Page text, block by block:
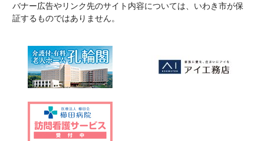
バナー広告やリンク先のサイト内容については、いわき市が保
証するものではありません。